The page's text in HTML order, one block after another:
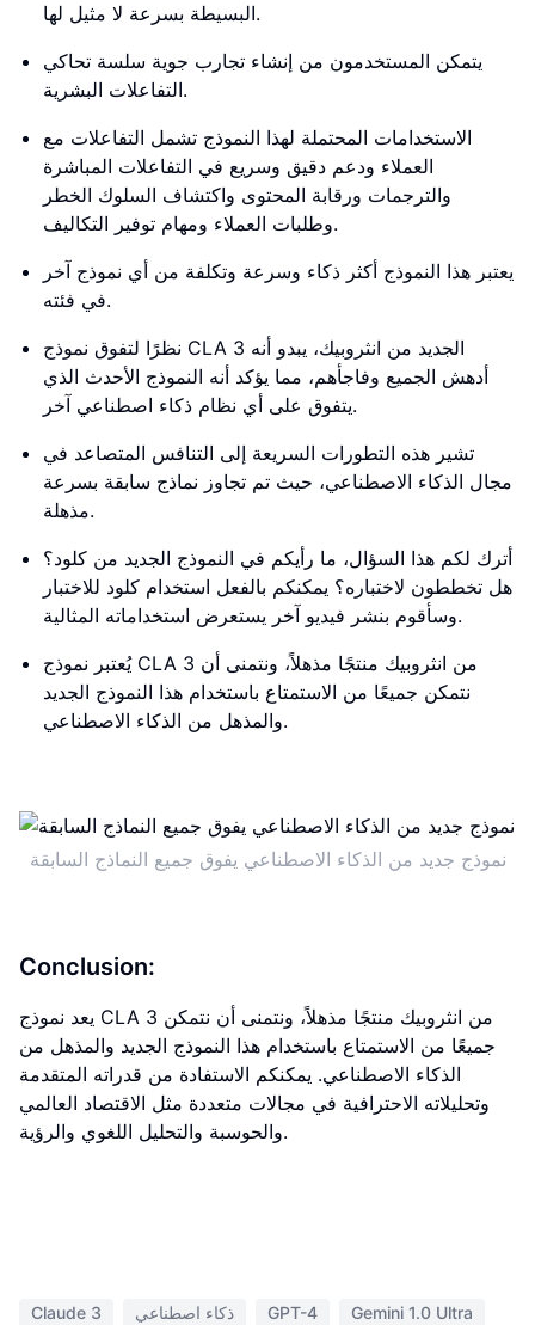
البسيطة بسرعة لا مثيل لها.
يتمكن المستخدمون من إنشاء تجارب جوية سلسة تحاكي
التفاعلات البشرية.
الاستخدامات المحتملة لهذا النموذج تشمل التفاعلات مع
العملاء ودعم دقيق وسريع في التفاعلات المباشرة
والترجمات ورقابة المحتوى واكتشاف السلوك الخطر
وطلبات العملاء ومهام توفير التكاليف.
يعتبر هذا النموذج أكثر ذكاء وسرعة وتكلفة من أي نموذج آخر
في فئته.
نظرًا لتفوق نموذج CLA 3 الجديد من انثروبيك، يبدو أنه
أدهش الجميع وفاجأهم، مما يؤكد أنه النموذج الأحدث الذي
يتفوق على أي نظام ذكاء اصطناعي آخر.
تشير هذه التطورات السريعة إلى التنافس المتصاعد في
مجال الذكاء الاصطناعي، حيث تم تجاوز نماذج سابقة بسرعة
مذهلة.
أترك لكم هذا السؤال، ما رأيكم في النموذج الجديد من كلود؟
هل تخططون لاختباره؟ يمكنكم بالفعل استخدام كلود للاختبار
وسأقوم بنشر فيديو آخر يستعرض استخداماته المثالية.
يُعتبر نموذج CLA 3 من انثروبيك منتجًا مذهلاً، ونتمنى أن
نتمكن جميعًا من الاستمتاع باستخدام هذا النموذج الجديد
والمذهل من الذكاء الاصطناعي.
نموذج جديد من الذكاء الاصطناعي يفوق جميع النماذج السابقة
Conclusion:
يعد نموذج CLA 3 من انثروبيك منتجًا مذهلاً، ونتمنى أن نتمكن
جميعًا من الاستمتاع باستخدام هذا النموذج الجديد والمذهل من
الذكاء الاصطناعي. يمكنكم الاستفادة من قدراته المتقدمة
وتحليلاته الاحترافية في مجالات متعددة مثل الاقتصاد العالمي
والحوسبة والتحليل اللغوي والرؤية.
Claude 3 ذكاء اصطناعي GPT-4
Gemini 1.0 Ultra